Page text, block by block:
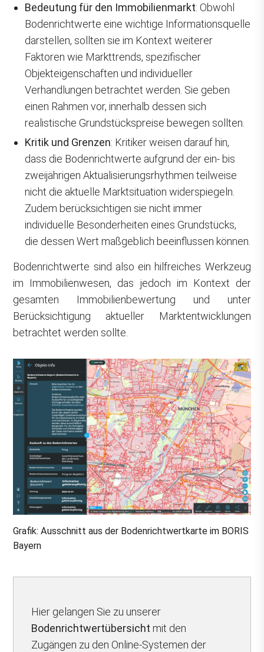
Bedeutung für den Immobilienmarkt: Obwohl
Bodenrichtwerte eine wichtige Informationsquelle
darstellen, sollten sie im Kontext weiterer
Faktoren wie Markttrends, spezifischer
Objekteigenschaften und individueller
Verhandlungen betrachtet werden. Sie geben
einen Rahmen vor, innerhalb dessen sich
realistische Grundstückspreise bewegen sollten.
Kritik und Grenzen: Kritiker weisen darauf hin,
dass die Bodenrichtwerte aufgrund der ein- bis
zweijährigen Aktualisierungsrhythmen teilweise
nicht die aktuelle Marktsituation widerspiegeln.
Zudem berücksichtigen sie nicht immer
individuelle Besonderheiten eines Grundstücks,
die dessen Wert maßgeblich beeinflussen können.
Bodenrichtwerte sind also ein hilfreiches Werkzeug
im Immobilienwesen, das jedoch im Kontext der
gesamten Immobilienbewertung und unter
Berücksichtigung aktueller Marktentwicklungen
betrachtet werden sollte.
Grafik: Ausschnitt aus der Bodenrichtwertkarte im BORIS
Bayern
Hier gelangen Sie zu unserer
Bodenrichtwertübersicht mit den
Zugängen zu den Online-Systemen der